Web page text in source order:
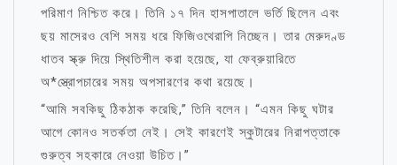
পরিমাণ নিশ্চিত করে। তিনি ১৭ দিন হাসপাতালে ভর্তি ছিলেন এবং
ছয় মাসেরও বেশি সময় ধরে ফিজিওথেরাপি নিচ্ছেন। তার মেরুদণ্ড
ধাতব স্ক্রু দিয়ে স্থিতিশীল করা হয়েছে, যা ফেব্রুয়ারিতে
অ*স্ত্রোপচারের সময় অপসারণের কথা রয়েছে।
“আমি সবকিছু ঠিকঠাক করেছি,” তিনি বলেন। “এমন কিছু ঘটার
আগে কোনও সতর্কতা নেই। সেই কারণেই স্কুটারের নিরাপত্তাকে
গুরুত্ব সহকারে নেওয়া উচিত।”